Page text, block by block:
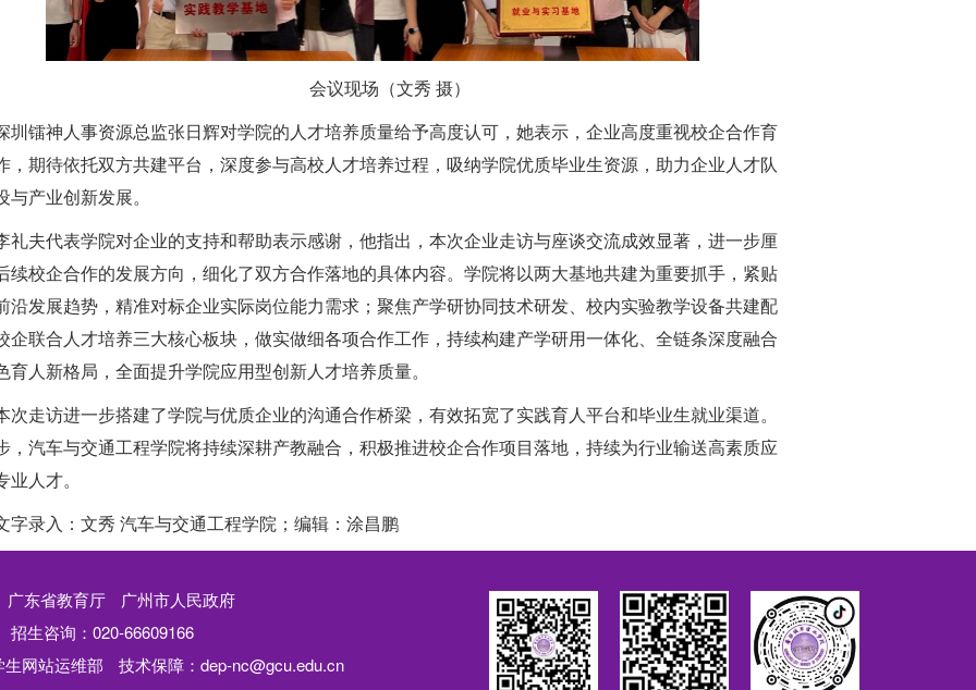
会议现场（文秀 摄）
圳镭神人事资源总监张日辉对学院的人才培养质量给予高度认可，她表示，企业高度重视校企合作育
，期待依托双方共建平台，深度参与高校人才培养过程，吸纳学院优质毕业生资源，助力企业人才队
与产业创新发展。
礼夫代表学院对企业的支持和帮助表示感谢，他指出，本次企业走访与座谈交流成效显著，进一步厘
续校企合作的发展方向，细化了双方合作落地的具体内容。学院将以两大基地共建为重要抓手，紧贴
沿发展趋势，精准对标企业实际岗位能力需求；聚焦产学研协同技术研发、校内实验教学设备共建配
企联合人才培养三大核心板块，做实做细各项合作工作，持续构建产学研用一体化、全链条深度融合
育人新格局，全面提升学院应用型创新人才培养质量。
次走访进一步搭建了学院与优质企业的沟通合作桥梁，有效拓宽了实践育人平台和毕业生就业渠道。
，汽车与交通工程学院将持续深耕产教融合，积极推进校企合作项目落地，持续为行业输送高素质应
业人才。
字录入：文秀 汽车与交通工程学院；编辑：涂昌鹏
广东省教育厅
广州市人民政府
招生咨询：020-66609166
生网站运维部
技术保障：dep-nc@gcu.edu.cn